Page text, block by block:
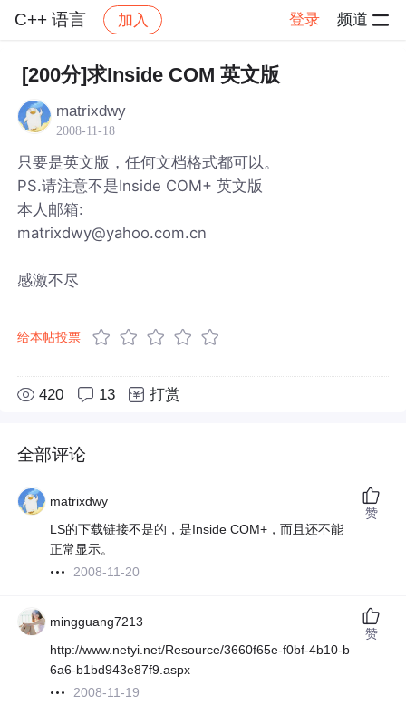
C++ 语言 加入 登录 频道
社区 C++ 语言 帖子详情
[200分]求Inside COM 英文版
matrixdwy
2008-11-18
只要是英文版，任何文档格式都可以。
PS.请注意不是Inside COM+ 英文版
本人邮箱:
matrixdwy@yahoo.com.cn
感激不尽
给本帖投票
420 13 打赏
全部评论
matrixdwy
LS的下载链接不是的，是Inside COM+，而且还不能
正常显示。
2008-11-20
赞
mingguang7213
http://www.netyi.net/Resource/3660f65e-f0bf-4b10-b
6a6-b1bd943e87f9.aspx
2008-11-19
赞